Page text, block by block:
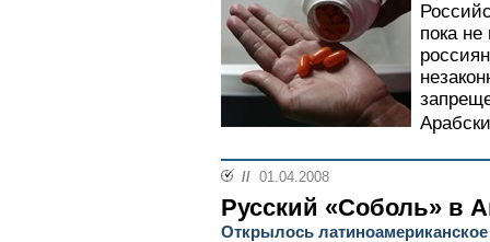
пока
// 01.04.2008
Русский «Соболь» в
Открылось